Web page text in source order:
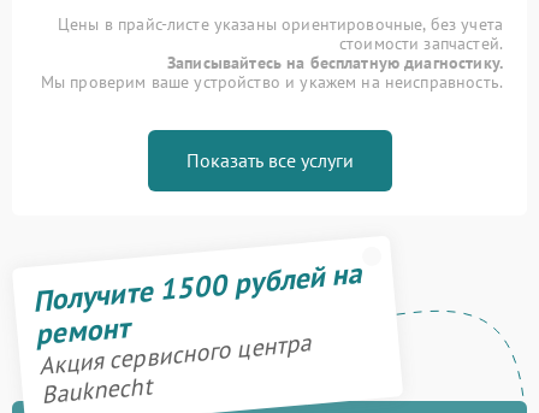
Цены в прайс-листе указаны ориентировочные, без учета
стоимости запчастей.
Записывайтесь на бесплатную диагностику.
Мы проверим ваше устройство и укажем на неисправность.
Показать все услуги
Получите 1500 рублей на
ремонт
Акция сервисного центра
Bauknecht